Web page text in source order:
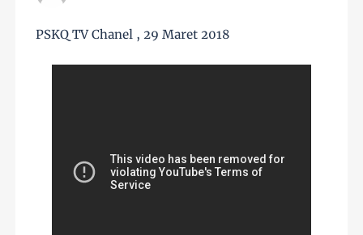
PSKQ TV Chanel , 29 Maret 2018